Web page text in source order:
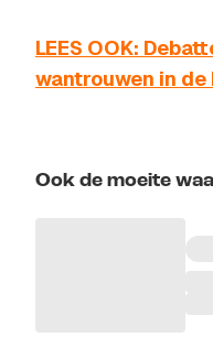
LEES OOK:
wantrouwen in de
Ook de moeite